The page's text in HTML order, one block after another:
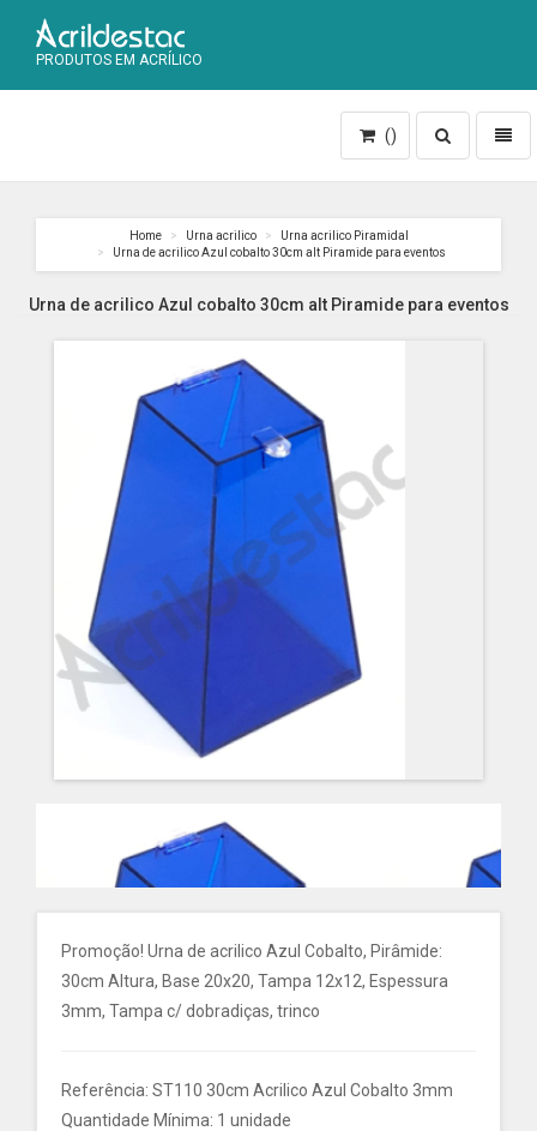
PRODUTOS EM ACRÍLICO
Toggle
search
()
Home Urna acrilico
Urna acrilico Piramidal
Urna de acrilico Azul cobalto 30cm alt Piramide para eventos
Urna de acrilico Azul cobalto 30cm alt Piramide para eventos
Promoção! Urna de acrilico Azul Cobalto, Pirâmide:
30cm Altura, Base 20x20, Tampa 12x12, Espessura
3mm, Tampa c/ dobradiças, trinco
Referência: ST110 30cm Acrilico Azul Cobalto 3mm
Quantidade Mínima: 1 unidade